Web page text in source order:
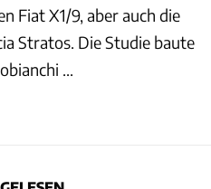
Fiat X1/9, aber auch die
Stratos. Die Studie baute
...